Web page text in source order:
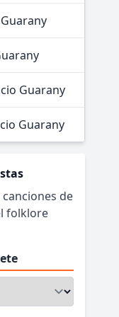
Guarany
Guarany
de
folklore